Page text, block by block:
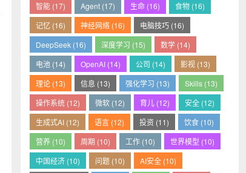
智能 (17)
Agent (17) 生命 (16)
食物 (16)
记忆 (16)
神经网络 (16)
电脑技巧 (16)
DeepSeek (16)
深度学习 (15)
数学 (14)
电池 (14)
OpenAI (14) 公司 (14)
影视 (13)
理论 (13)
信息 (13) 强化学习 (13)
Skills (13)
操作系统 (12)
微软 (12) 育儿 (12)
安全 (12)
生成式AI (12)
语言 (12) 投资 (11)
饮食 (10)
营养 (10)
周期 (10) 工作 (10)
世界模型 (10)
中国经济 (10)
问题 (10)
AI安全 (10)